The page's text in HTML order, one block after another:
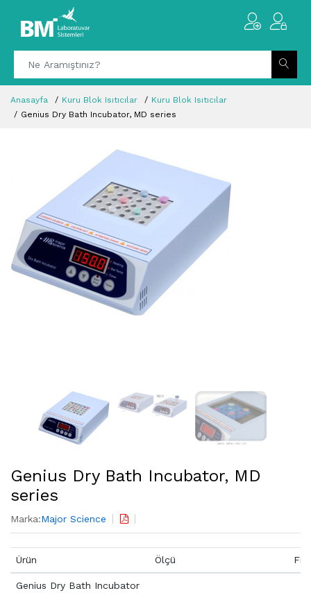
Anasayfa Kuru Blok Isıtıcılar
Kuru Blok Isıtıcılar
Genius Dry Bath Incubator, MD series
Genius Dry Bath Incubator, MD
series
Marka:Major Science
Ürün Ölçü
Genius Dry Bath Incubator